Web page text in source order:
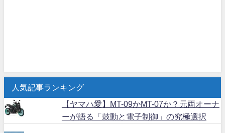
人気記事ランキング
【ヤマハ愛】MT-09かMT-07か？元両オーナ
ーが語る「鼓動と電子制御」の究極選択